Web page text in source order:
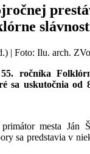
| Foto: Ilu. arch.
ročníka
sa uskutočnia od
mesta Ján
sa predstavia v